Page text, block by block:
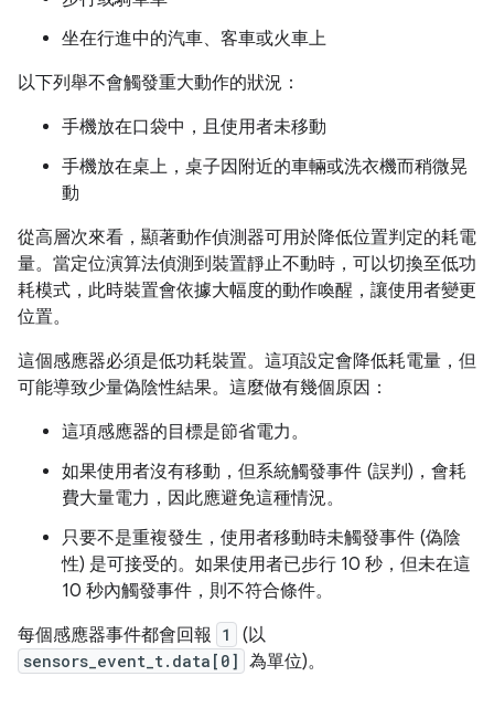
坐在行進中的汽車、客車或火車上
以下列舉不會觸發重大動作的狀況：
手機放在口袋中，且使用者未移動
手機放在桌上，桌子因附近的車輛或洗衣機而稍微晃
動
從高層次來看，顯著動作偵測器可用於降低位置判定的耗電
量。當定位演算法偵測到裝置靜止不動時，可以切換至低功
耗模式，此時裝置會依據大幅度的動作喚醒，讓使用者變更
位置。
這個感應器必須是低功耗裝置。這項設定會降低耗電量，但
可能導致少量偽陰性結果。這麼做有幾個原因：
這項感應器的目標是節省電力。
如果使用者沒有移動，但系統觸發事件 (誤判)，會耗
費大量電力，因此應避免這種情況。
只要不是重複發生，使用者移動時未觸發事件 (偽陰
性) 是可接受的。如果使用者已步行 10 秒，但未在這
10 秒內觸發事件，則不符合條件。
每個感應器事件都會回報
1 (以
sensors_event_t.data[0] 為單位)。